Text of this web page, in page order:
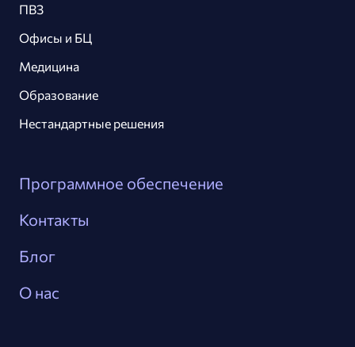
ПВЗ
Офисы и БЦ
Медицина
Образование
Нестандартные решения
Программное обеспечение
Контакты
Блог
О нас